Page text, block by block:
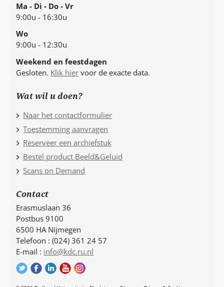
Ma - Di - Do - Vr
9:00u - 16:30u
Wo
9:00u - 12:30u
Weekend en feestdagen
Gesloten. Klik hier voor de exacte data.
Wat wil u doen?
Naar het contactformulier
Toestemming aanvragen
Reserveer een archiefstuk
Bestel product Beeld&Geluid
Scans on Demand
Contact
Erasmuslaan 36
Postbus 9100
6500 HA Nijmegen
Telefoon : (024) 361 24 57
E-mail : info@kdc.ru.nl